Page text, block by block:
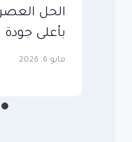
الحل
بأعلى جودة
مايو 6, 2026